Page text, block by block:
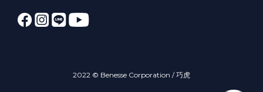
2022 © Benesse Corporation / 巧虎